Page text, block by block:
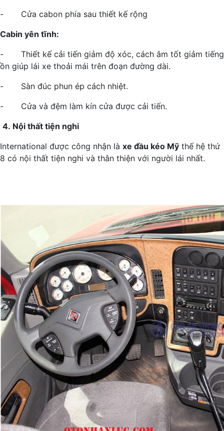
- Cửa cabon phía sau thiết kế rộng
Cabin yên tĩnh:
- Thiết kế cải tiến giảm độ xóc, cách âm tốt giảm tiếng
ồn giúp lái xe thoải mái trên đoạn đường dài.
- Sàn đúc phun ép cách nhiệt.
- Cửa và đệm làm kín cửa được cải tiến.
4. Nội thất tiện nghi
International được công nhận là xe đầu kéo Mỹ thế hệ thứ
8 có nội thất tiện nghi và thân thiện với người lái nhất.